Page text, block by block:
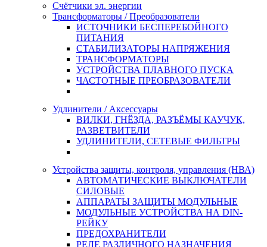
Счётчики эл. энергии
Трансформаторы / Преобразователи
ИСТОЧНИКИ БЕСПЕРЕБОЙНОГО
ПИТАНИЯ
СТАБИЛИЗАТОРЫ НАПРЯЖЕНИЯ
ТРАНСФОРМАТОРЫ
УСТРОЙСТВА ПЛАВНОГО ПУСКА
ЧАСТОТНЫЕ ПРЕОБРАЗОВАТЕЛИ
Удлинители / Аксессуары
ВИЛКИ, ГНЁЗДА, РАЗЪЁМЫ КАУЧУК,
РАЗВЕТВИТЕЛИ
УДЛИНИТЕЛИ, СЕТЕВЫЕ ФИЛЬТРЫ
Устройства защиты, контроля, управления (НВА)
АВТОМАТИЧЕСКИЕ ВЫКЛЮЧАТЕЛИ
СИЛОВЫЕ
АППАРАТЫ ЗАЩИТЫ МОДУЛЬНЫЕ
МОДУЛЬНЫЕ УСТРОЙСТВА НА DIN-
РЕЙКУ
ПРЕДОХРАНИТЕЛИ
РЕЛЕ РАЗЛИЧНОГО НАЗНАЧЕНИЯ